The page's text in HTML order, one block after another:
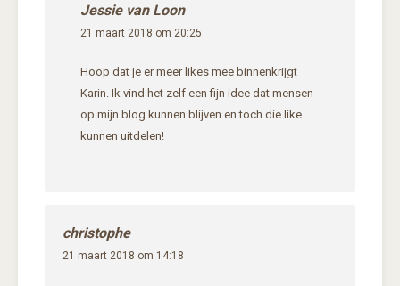
Jessie van Loon
21 maart 2018 om 20:25
Hoop dat je er meer likes mee binnenkrijgt
Karin. Ik vind het zelf een fijn idee dat mensen
op mijn blog kunnen blijven en toch die like
kunnen uitdelen!
christophe
21 maart 2018 om 14:18